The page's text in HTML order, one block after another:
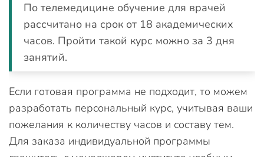
По телемедицине обучение для врачей
рассчитано на срок от 18 академических
часов. Пройти такой курс можно за 3 дня
занятий.
Если готовая программа не подходит, то можем
разработать персональный курс, учитывая ваши
пожелания к количеству часов и составу тем.
Для заказа индивидуальной программы